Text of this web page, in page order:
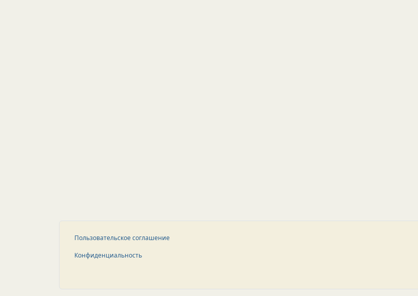
Пользовательское соглашение
Конфиденциальность